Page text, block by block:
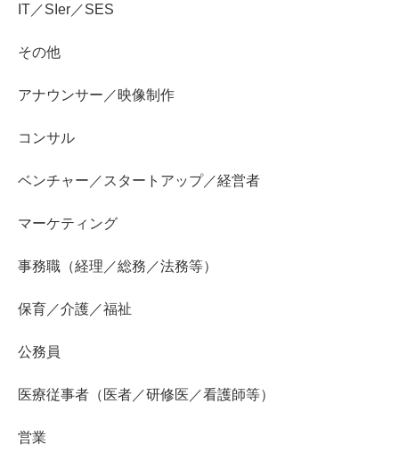
IT／SIer／SES
その他
アナウンサー／映像制作
コンサル
ベンチャー／スタートアップ／経営者
マーケティング
事務職（経理／総務／法務等）
保育／介護／福祉
公務員
医療従事者（医者／研修医／看護師等）
営業